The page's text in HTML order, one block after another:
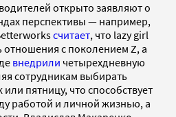
открыто заявляют о
перспективы — например,
считает, что lazy girl
отношения с поколением Z, а
внедрили четырехдневную
сотрудникам выбирать
пятницу, что способствует
работой и личной жизнью, а